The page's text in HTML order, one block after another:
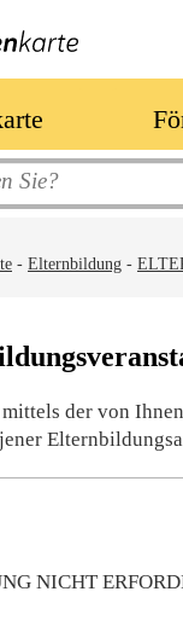
- Elternbildung -
der von
NICHT